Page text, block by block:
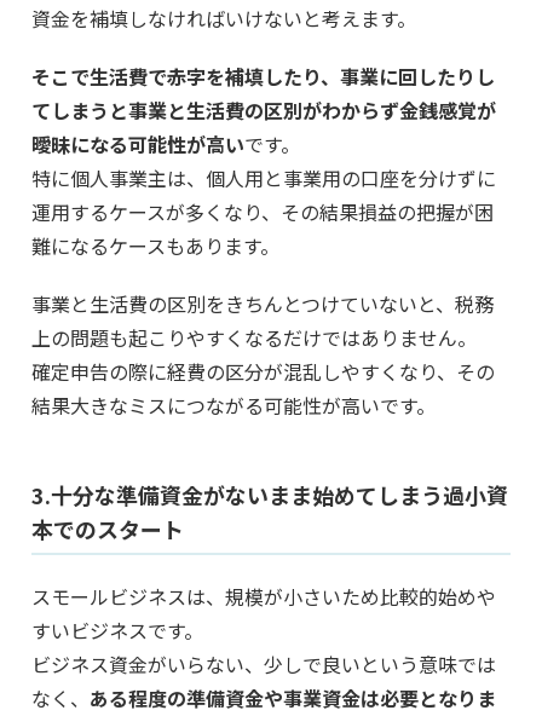
資金を補填しなければいけないと考えます。
そこで生活費で赤字を補填したり、事業に回したりし
てしまうと事業と生活費の区別がわからず金銭感覚が
曖昧になる可能性が高いです。
特に個人事業主は、個人用と事業用の口座を分けずに
運用するケースが多くなり、その結果損益の把握が困
難になるケースもあります。
事業と生活費の区別をきちんとつけていないと、税務
上の問題も起こりやすくなるだけではありません。
確定申告の際に経費の区分が混乱しやすくなり、その
結果大きなミスにつながる可能性が高いです。
3.十分な準備資金がないまま始めてしまう過小資
本でのスタート
スモールビジネスは、規模が小さいため比較的始めや
すいビジネスです。
ビジネス資金がいらない、少しで良いという意味では
なく、 ある程度の準備資金や事業資金は必要となりま